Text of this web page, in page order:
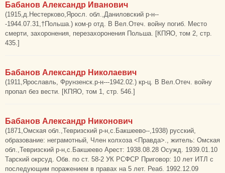
Бабанов Александр Иванович
(1915,д.Нестерково,Яросл. обл.,Даниловский р-н--
-1944.07.31,†Польша.) ком-р отд. В Вел.Отеч. войну погиб. Место
смерти, захоронения, перезахоронения Польша. [КПЯО, том 2, стр.
435.]
Бабанов Александр Николаевич
(1911,Ярославль, Фрунзенск.р-н---1942.02.) кр-ц. В Вел.Отеч. войну
пропал без вести. [КПЯО, том 1, стр. 546.]
Бабанов Александр Никонович
(1871,Омская обл.,Тевризский р-н,с.Бакшеево--,1938) русский,
образование: неграмотный, Член колхоза <Правда>., житель: Омская
обл.,Тевризский р-н,с.Бакшеево Арест: 1938.08.28 Осужд. 1939.01.10
Тарский окрсуд. Обв. по ст. 58-2 УК РСФСР Приговор: 10 лет ИТЛ с
последующим поражением в правах на 5 лет. Реаб. 1992.12.09